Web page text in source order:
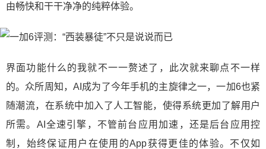
由畅快和干干净净的纯粹体验。
界面功能什么的我就不一一赘述了，此次就来聊点不一样
的。众所周知，AI成为了今年手机的主旋律之一，一加6也紧
随潮流，在系统中加入了人工智能，使得系统更加了解用户
所需。AI全速引擎，不管前台应用加速，还是后台应用控
制，始终保证用户在使用的App获得更佳的体验。不仅如